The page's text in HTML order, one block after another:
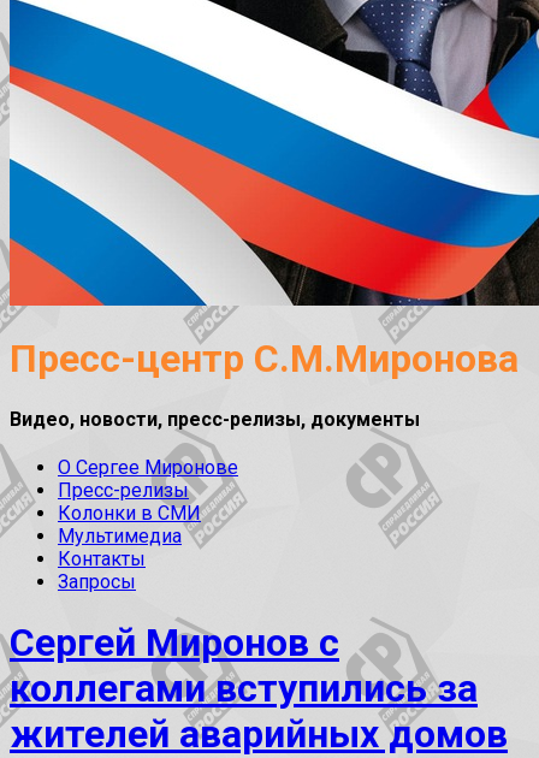
Пресс-центр С.М.Миронова
Видео, новости, пресс-релизы, документы
О Сергее Миронове
Пресс-релизы
Колонки в СМИ
Мультимедиа
Контакты
Запросы
Сергей Миронов с
коллегами вступились за
жителей аварийных домов